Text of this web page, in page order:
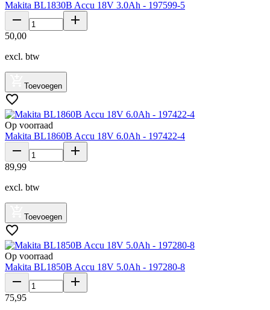
Makita BL1830B Accu 18V 3.0Ah - 197599-5
50,00
excl. btw
Toevoegen
Op voorraad
Makita BL1860B Accu 18V 6.0Ah - 197422-4
89,99
excl. btw
Toevoegen
Op voorraad
Makita BL1850B Accu 18V 5.0Ah - 197280-8
75,95